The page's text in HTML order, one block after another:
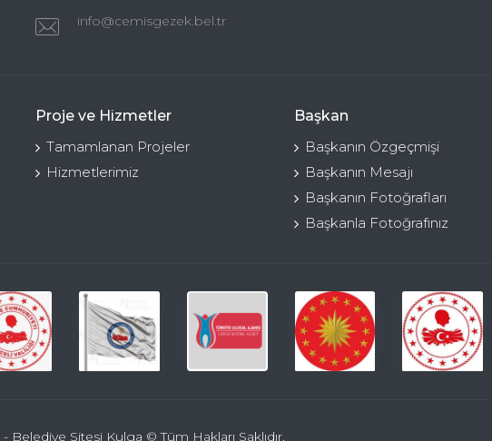
info@cemisgezek.bel.tr
Proje ve Hizmetler
Tamamlanan Projeler
Hizmetlerimiz
Başkan
Başkanın Özgeçmişi
Başkanın Mesajı
Başkanın Fotoğrafları
Başkanla Fotoğrafınız
- Belediye Sitesi Kulga © Tüm Hakları Saklıdır.